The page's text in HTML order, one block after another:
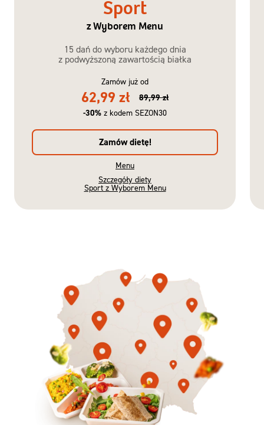
Sport
z Wyborem Menu
15 dań do wyboru każdego dnia
z podwyższoną zawartością białka
Zamów już od
62,99 zł
89,99 zł
-30% z kodem SEZON30
Zamów dietę!
Menu
Szczegóły diety
Sport z Wyborem Menu